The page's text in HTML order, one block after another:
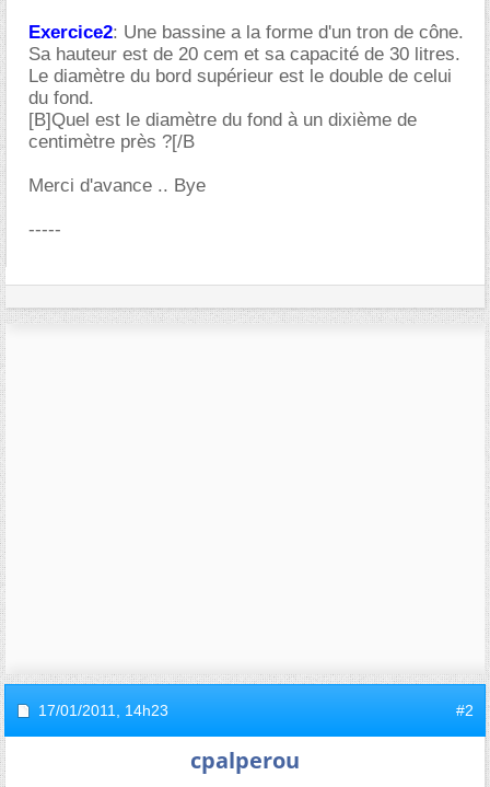
Exercice2: Une bassine a la forme d'un tron de cône.
Sa hauteur est de 20 cem et sa capacité de 30 litres.
Le diamètre du bord supérieur est le double de celui
du fond.
[B]Quel est le diamètre du fond à un dixième de
centimètre près ?[/B
Merci d'avance .. Bye
-----
17/01/2011, 14h23 #2
cpalperou